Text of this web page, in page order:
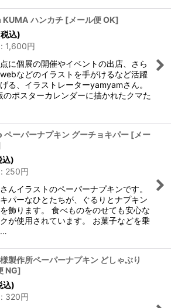
ハンカチ [メール便 OK]
込)
: 1,600円
に個展の開催やイベントの出店、さら
などのイラストを手がけるなど活躍
る、イラストレーターyamyamさん。
のポスターカレンダーに描かれたクマた
ーパーナプキン グーチョキパー [メー
込)
: 250円
んイラストのペーパーナプキンです。
パーなひとたちが、ぐるりとナプキン
飾ります。 食べものをのせても安心な
が使用されています。 お菓子などを乗
…
製作所ペーパーナプキン どしゃぶり
NG]
込)
: 320円